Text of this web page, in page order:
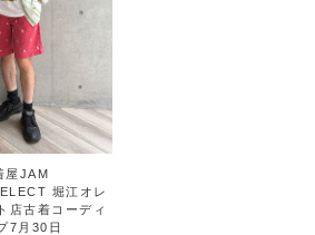
屋JAM
堀江オレ
店古着コーディ
7月30日